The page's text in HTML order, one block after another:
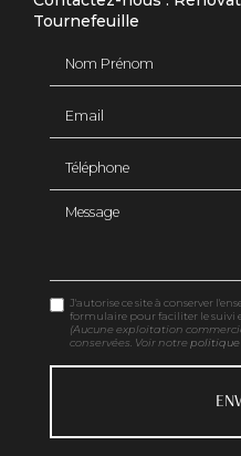
Tournefeuille
Message
J'autorise ce site à conserver
formulaire pour faciliter le suivi
(Aucune exploitation
conservées. Voir notre